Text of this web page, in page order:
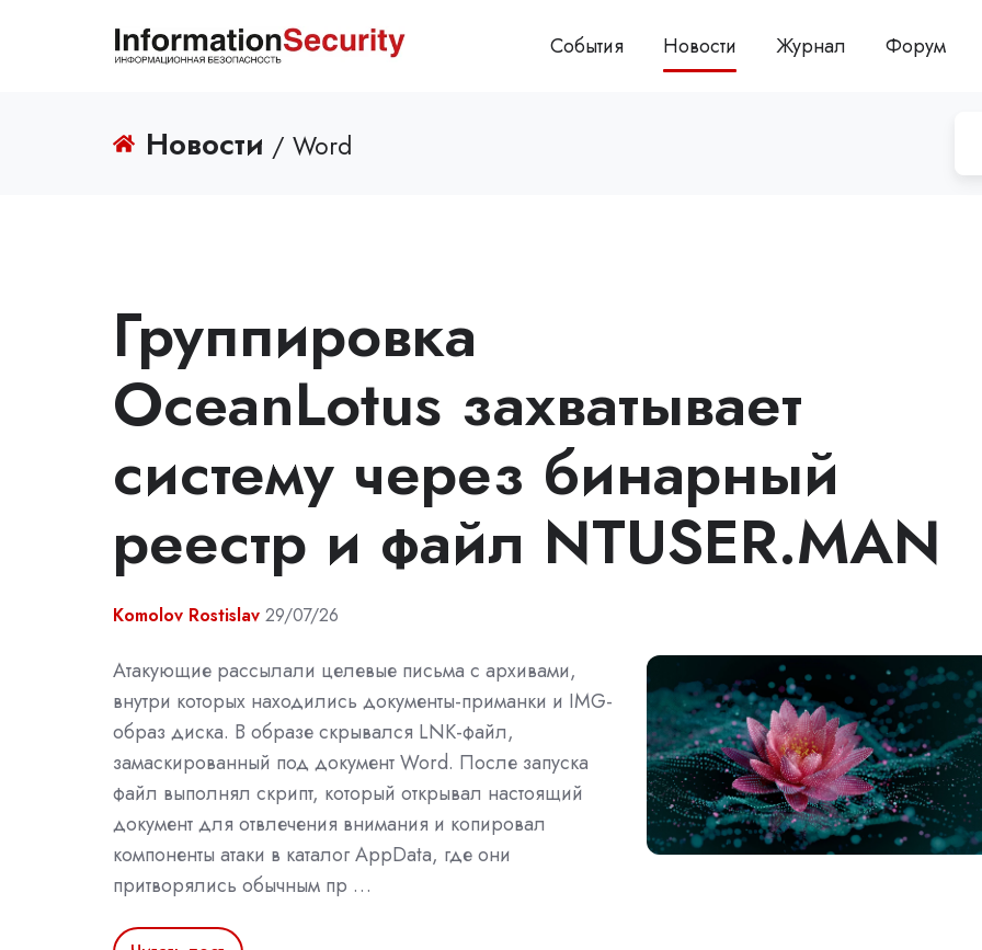
События Новости Журнал Форум
Новости / Word
Группировка
OceanLotus захватывает
систему через бинарный
реестр и файл NTUSER.MAN
Komolov Rostislav 29/07/26
Атакующие рассылали целевые письма с архивами,
внутри которых находились документы-приманки и IMG-
образ диска. В образе скрывался LNK-файл,
замаскированный под документ Word. После запуска
файл выполнял скрипт, который открывал настоящий
документ для отвлечения внимания и копировал
компоненты атаки в каталог AppData, где они
притворялись обычным пр …